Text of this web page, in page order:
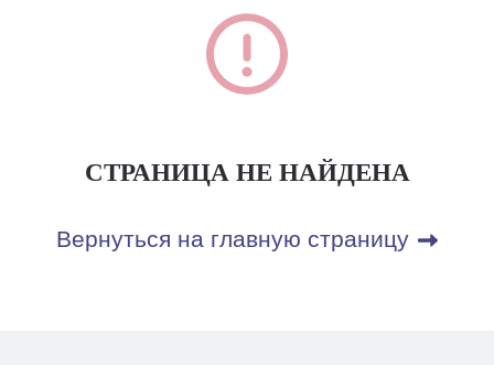
СТРАНИЦА НЕ НАЙДЕНА
Вернуться на главную страницу